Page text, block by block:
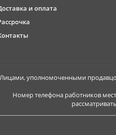
и оплата
Лицами, уполномоченными
Номер телефона работников